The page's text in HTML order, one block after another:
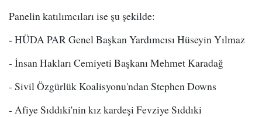
Panelin katılımcıları ise şu şekilde:
- HÜDA PAR Genel Başkan Yardımcısı Hüseyin Yılmaz
- İnsan Hakları Cemiyeti Başkanı Mehmet Karadağ
- Sivil Özgürlük Koalisyonu'ndan Stephen Downs
- Afiye Sıddıki'nin kız kardeşi Fevziye Sıddıki